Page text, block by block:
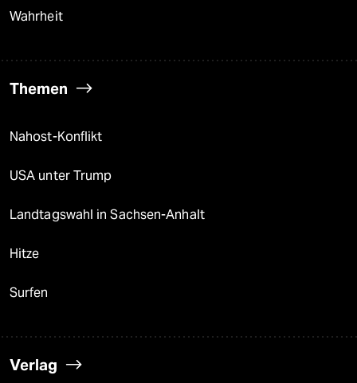
Wahrheit
Themen
Nahost-Konflikt
USA unter Trump
Landtagswahl in Sachsen-Anhalt
Hitze
Surfen
Verlag